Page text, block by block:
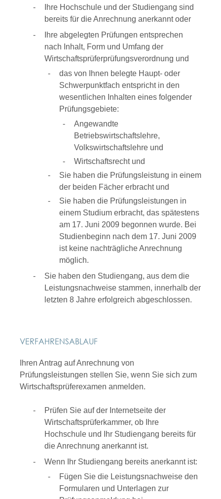
Ihre Hochschule und der Studiengang sind
bereits für die Anrechnung anerkannt oder
Ihre abgelegten Prüfungen entsprechen
nach Inhalt, Form und Umfang der
Wirtschaftsprüferprüfungsverordnung und
das von Ihnen belegte Haupt- oder
Schwerpunktfach entspricht in den
wesentlichen Inhalten eines folgender
Prüfungsgebiete:
Angewandte
Betriebswirtschaftslehre,
Volkswirtschaftslehre und
Wirtschaftsrecht und
Sie haben die Prüfungsleistung in einem
der beiden Fächer erbracht und
Sie haben die Prüfungsleistungen in
einem Studium erbracht, das spätestens
am 17. Juni 2009 begonnen wurde. Bei
Studienbeginn nach dem 17. Juni 2009
ist keine nachträgliche Anrechnung
möglich.
Sie haben den Studiengang, aus dem die
Leistungsnachweise stammen, innerhalb der
letzten 8 Jahre erfolgreich abgeschlossen.
VERFAHRENSABLAUF
Ihren Antrag auf Anrechnung von
Prüfungsleistungen stellen Sie, wenn Sie sich zum
Wirtschaftsprüferexamen anmelden.
Prüfen Sie auf der Internetseite der
Wirtschaftsprüferkammer, ob Ihre
Hochschule und Ihr Studiengang bereits für
die Anrechnung anerkannt ist.
Wenn Ihr Studiengang bereits anerkannt ist:
Fügen Sie die Leistungsnachweise den
Formularen und Unterlagen zur